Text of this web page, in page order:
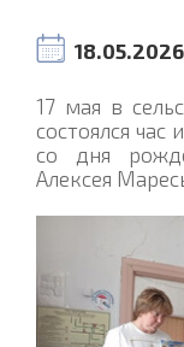
18.05.2026
17 мая в
состоялся
со дня
Алексея